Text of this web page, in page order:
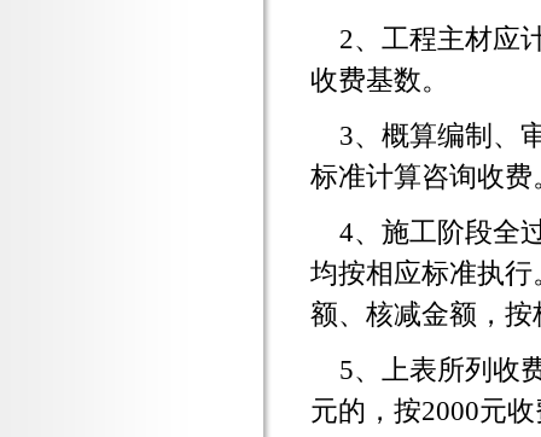
2、工程主材应
收费基数。
3、概算编制、
标准计算咨询收费
4、施工阶段全
均按相应标准执
额、核减金额，
5、上表所列收
元的，按2000元